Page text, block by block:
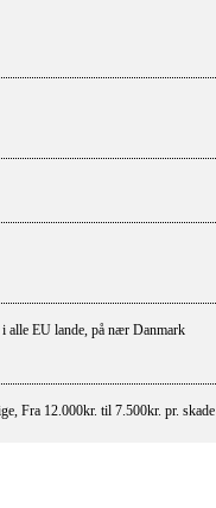
EU lande, på nær Danmark
Fra 12.000kr. til 7.500kr. pr. skade